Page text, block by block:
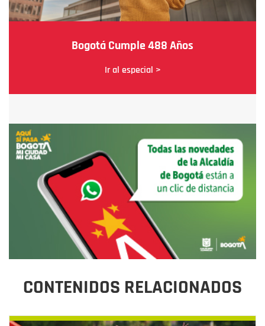
Bogotá Cumple 488 Años
Ir al especial >
CONTENIDOS RELACIONADOS